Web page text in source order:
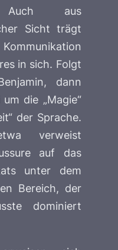
aus
Sicht trägt
in sich. Folgt
dann
die „Magie“
der Sprache.
verweist
auf das
unter dem
Bereich, der
dominiert